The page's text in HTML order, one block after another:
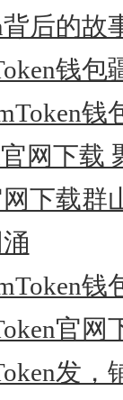
后的故
钱包
钱
网下载
下载群
钱
官网
发，